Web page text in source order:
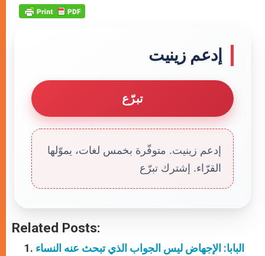
إدعم زينيت
تبرّع
إدعم زينيت. متوفّرة بخمس لغات، يموّلها
القرّاء. إشترك تبرّع
Related Posts:
البابا: الإجهاض ليس الجواب الذي تبحث عنه النساء